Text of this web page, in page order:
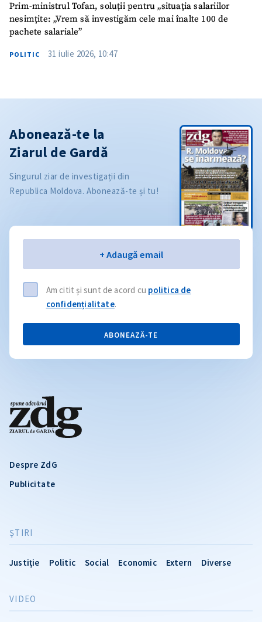
Prim-ministrul Tofan, soluții pentru „situația salariilor
nesimțite: „Vrem să investigăm cele mai înalte 100 de
pachete salariale”
POLITIC 31 iulie 2026, 10:47
Despre ZdG
Publicitate
ŞTIRI
Justiție Politic Social Economic Extern Diverse
VIDEO
Abonează-te la
Ziarul de Gardă
Singurul ziar de investigații din
Republica Moldova. Abonează-te și tu!
+ Adaugă email
Am citit și sunt de acord cu politica de
confidențialitate.
ABONEAZĂ-TE